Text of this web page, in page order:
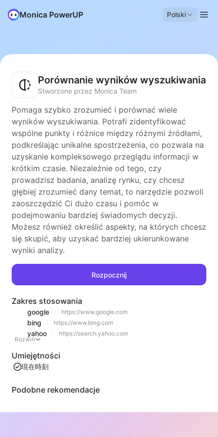
Monica PowerUP Polski
Porównanie wyników wyszukiwania
Stworzone przez Monica Team
Pomaga szybko zrozumieć i porównać wiele
wyników wyszukiwania. Potrafi zidentyfikować
wspólne punkty i różnice między różnymi źródłami,
podkreślając unikalne spostrzeżenia, co pozwala na
uzyskanie kompleksowego przeglądu informacji w
krótkim czasie. Niezależnie od tego, czy
prowadzisz badania, analizę rynku, czy chcesz
głębiej zrozumieć dany temat, to narzędzie pozwoli
zaoszczędzić Ci dużo czasu i pomóc w
podejmowaniu bardziej świadomych decyzji.
Możesz również określić aspekty, na których chcesz
się skupić, aby uzyskać bardziej ukierunkowane
wyniki analizy.
Rozpocznij
Zakres stosowania
google https://www.google.com
bing https://www.bing.com
yahoo
https://search.yahoo.com
Rozwiń
Umiejętności
現在時刻
Podobne rekomendacje
Ekstrakcja treści listy wideo